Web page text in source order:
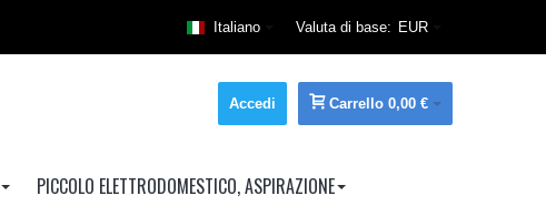
Valuta di base: EUR
Italiano
Carrello 0,00 €
Accedi
PICCOLO ELETTRODOMESTICO, ASPIRAZIONE